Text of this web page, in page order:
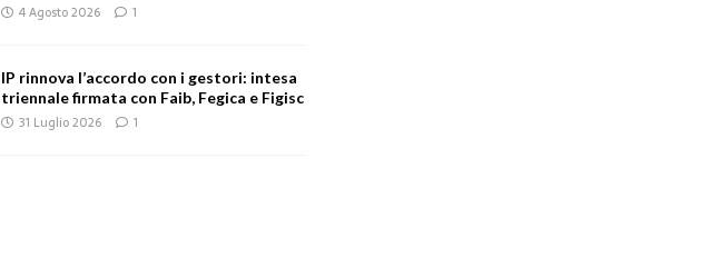
4 Agosto 2026 1
IP rinnova l’accordo con i gestori: intesa
triennale firmata con Faib, Fegica e Figisc
31 Luglio 2026 1